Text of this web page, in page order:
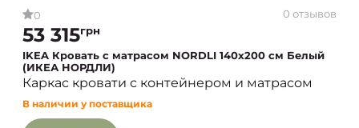
0 0 отзывов
53 315грн
IKEA Кровать с матрасом NORDLI 140х200 см Белый
(ИКЕА НОРДЛИ)
Каркас кровати с контейнером и матрасом
В наличии у поставщика